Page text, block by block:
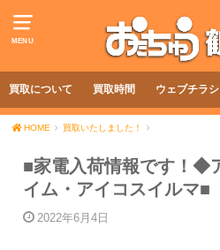
MENU
買取について 買取時間 ウェブチラシ
HOME 買取いたしました！
■家電入荷情報です！◆
イム・アイコスイルマ■
2022年6月4日